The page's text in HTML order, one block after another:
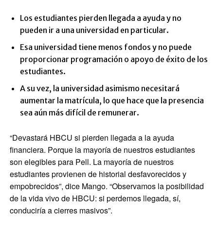
Los estudiantes pierden llegada a ayuda y no
pueden ir a una universidad en particular.
Esa universidad tiene menos fondos y no puede
proporcionar programación o apoyo de éxito de los
estudiantes.
A su vez, la universidad asimismo necesitará
aumentar la matrícula, lo que hace que la presencia
sea aún más difícil de remunerar.
“Devastará HBCU si pierden llegada a la ayuda
financiera. Porque la mayoría de nuestros estudiantes
son elegibles para Pell. La mayoría de nuestros
estudiantes provienen de historial desfavorecidos y
empobrecidos”, dice Mango. “Observamos la posibilidad
de la vida vivo de HBCU: si perdemos llegada, sí,
conduciría a cierres masivos”.